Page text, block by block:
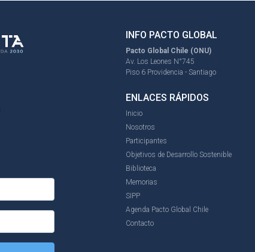
INFO PACTO GLOBAL
Pacto Global Chile (ONU)
Av. Los Leones N°745
Piso 6 Providencia - Santiago
ENLACES RÁPIDOS
Inicio
Nosotros
Participantes
Objetivos de Desarrollo Sostenible
Biblioteca
Memorias
SIPP
Agenda Pacto Global Chile
Contacto